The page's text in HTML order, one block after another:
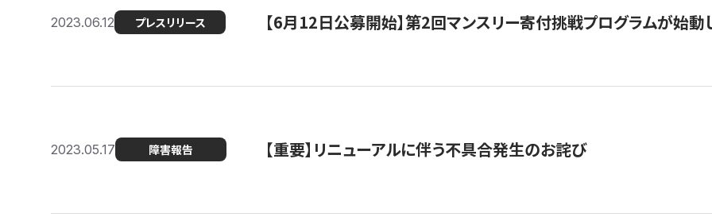
2023.06.12 プレスリリース 【6月12日公募開始】第2回マンスリー寄付挑戦プログラムが始動
2023.05.17 障害報告 【重要】リニューアルに伴う不具合発生のお詫び